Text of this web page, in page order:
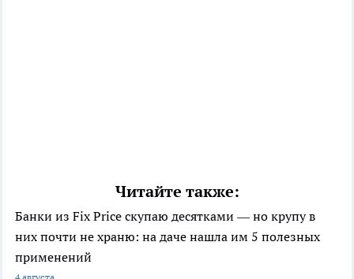
Читайте также:
Банки из Fix Price скупаю десятками — но крупу в
них почти не храню: на даче нашла им 5 полезных
применений